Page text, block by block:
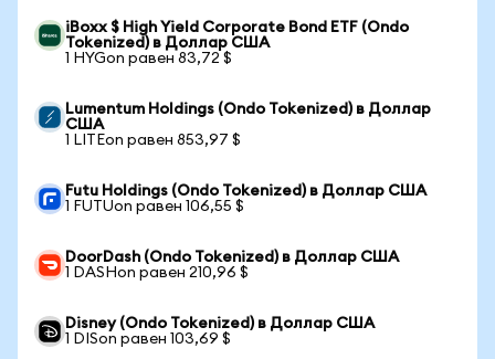
iBoxx $ High Yield Corporate Bond ETF (Ondo
Tokenized) в Доллар США
1 HYGon равен 83,72 $
Lumentum Holdings (Ondo Tokenized) в Доллар
США
1 LITEon равен 853,97 $
Futu Holdings (Ondo Tokenized) в Доллар США
1 FUTUon равен 106,55 $
DoorDash (Ondo Tokenized) в Доллар США
1 DASHon равен 210,96 $
Disney (Ondo Tokenized) в Доллар США
1 DISon равен 103,69 $